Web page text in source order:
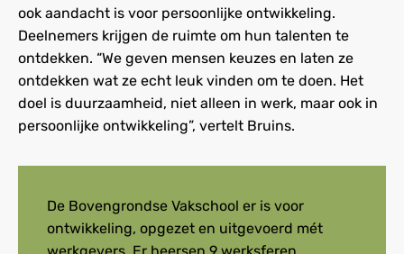
ook aandacht is voor persoonlijke ontwikkeling.
Deelnemers krijgen de ruimte om hun talenten te
ontdekken. “We geven mensen keuzes en laten ze
ontdekken wat ze echt leuk vinden om te doen. Het
doel is duurzaamheid, niet alleen in werk, maar ook in
persoonlijke ontwikkeling”, vertelt Bruins.
De Bovengrondse Vakschool er is voor
ontwikkeling, opgezet en uitgevoerd mét